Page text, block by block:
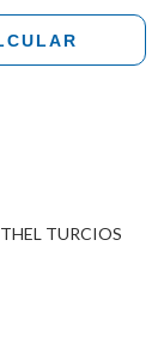
TURCIOS